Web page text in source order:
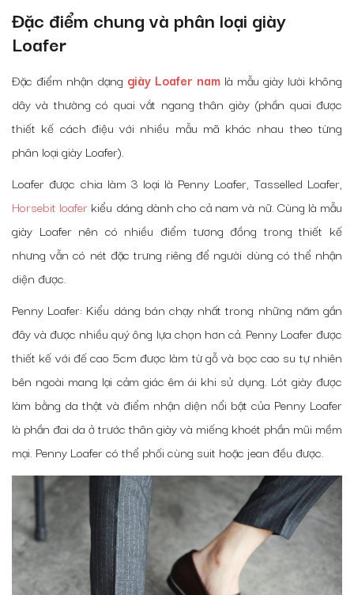
Đặc điểm chung và phân loại giày
Loafer
Đặc điểm nhận dạng giày Loafer nam là mẫu giày lười không
dây và thường có quai vắt ngang thân giày (phần quai được
thiết kế cách điệu với nhiều mẫu mã khác nhau theo từng
phân loại giày Loafer).
Loafer được chia làm 3 loại là Penny Loafer, Tasselled Loafer,
Horsebit loafer kiểu dáng dành cho cả nam và nữ. Cùng là mẫu
giày Loafer nên có nhiều điểm tương đồng trong thiết kế
nhưng vẫn có nét đặc trưng riêng để người dùng có thể nhận
diện được.
Penny Loafer: Kiểu dáng bán chạy nhất trong những năm gần
đây và được nhiều quý ông lựa chọn hơn cả. Penny Loafer được
thiết kế với đế cao 5cm được làm từ gỗ và bọc cao su tự nhiên
bên ngoài mang lại cảm giác êm ái khi sử dụng. Lót giày được
làm bằng da thật và điểm nhận diện nổi bật của Penny Loafer
là phần đai da ở trước thân giày và miếng khoét phần mũi mềm
mại. Penny Loafer có thể phối cùng suit hoặc jean đều được.